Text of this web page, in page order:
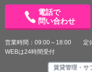
電話で
問い合わせ
営業時間：09:00～18:00 定休
WEBは24時間受付
賃貸管理・サ